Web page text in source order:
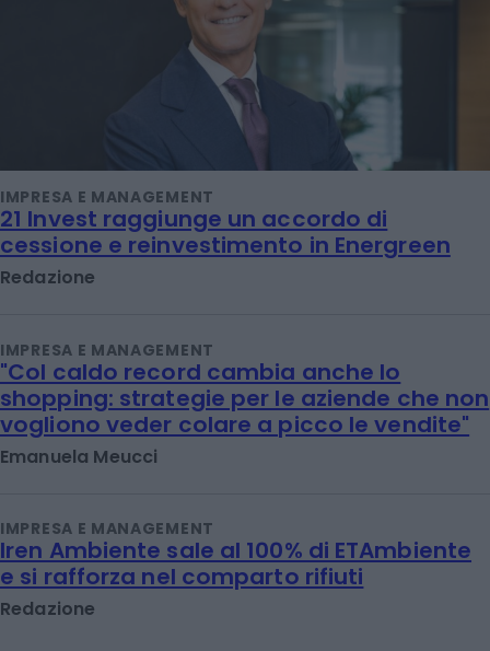
IMPRESA E MANAGEMENT
21 Invest raggiunge un accordo di
cessione e reinvestimento in Energreen
Redazione
IMPRESA E MANAGEMENT
"Col caldo record cambia anche lo
shopping: strategie per le aziende che non
vogliono veder colare a picco le vendite"
Emanuela Meucci
IMPRESA E MANAGEMENT
Iren Ambiente sale al 100% di ETAmbiente
e si rafforza nel comparto rifiuti
Redazione